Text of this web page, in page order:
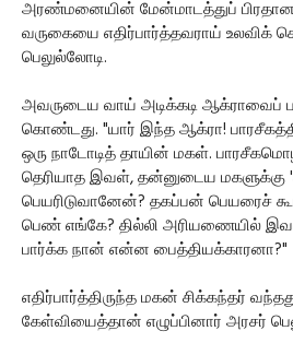
அரண்மனையின் மேன்மாடத்துப்
வருகையை எதிர்பார்த்தவராய் உலவிக்
பெலுல்லோடி.
அவருடைய வாய் அடிக்கடி ஆக்ராவைப்
கொண்டது. "யார் இந்த ஆக்ரா!
ஒரு நாடோடித் தாயின் மகள்.
தெரியாத இவள், தன்னுடைய மகளுக்கு
பெயரிடுவானேன்? தகப்பன் பெயரைச்
பெண் எங்கே? தில்லி அரியணையில்
பார்க்க நான் என்ன பைத்தியக்காரனா?"
எதிர்பார்த்திருந்த மகன் சிக்கந்தர்
கேள்வியைத்தான் எழுப்பினார் அரசர்